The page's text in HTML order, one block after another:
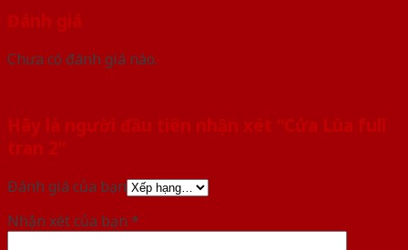
Đánh giá
Chưa có đánh giá nào.
Hãy là người đầu tiên nhận xét “Cửa Lùa full
tran 2”
Đánh giá của bạn
Nhận xét của bạn *